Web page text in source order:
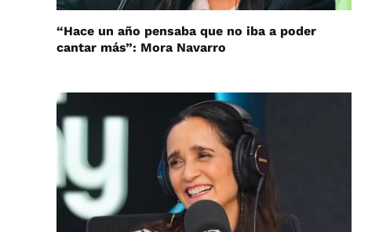
“Hace un año pensaba que no iba a poder
cantar más”: Mora Navarro